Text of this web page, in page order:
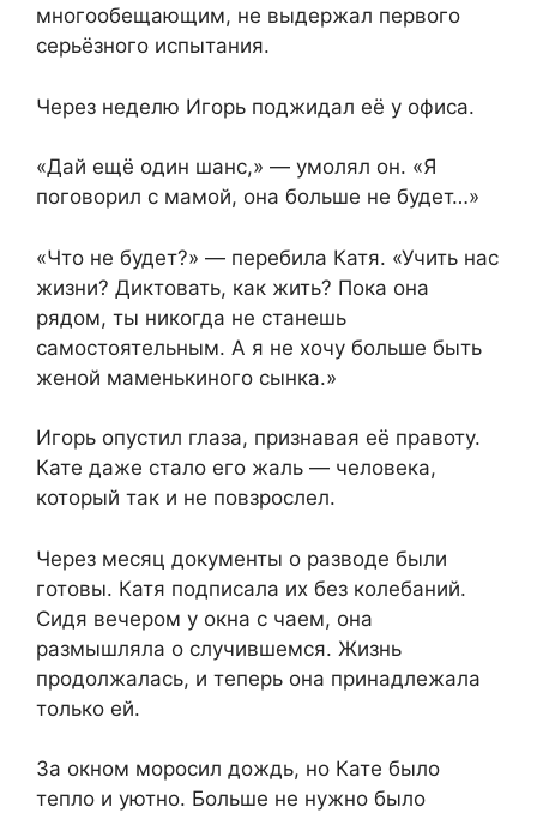
многообещающим, не выдержал первого
серьёзного испытания.
Через неделю Игорь поджидал её у офиса.
«Дай ещё один шанс,» — умолял он. «Я
поговорил с мамой, она больше не будет…»
«Что не будет?» — перебила Катя. «Учить нас
жизни? Диктовать, как жить? Пока она
рядом, ты никогда не станешь
самостоятельным. А я не хочу больше быть
женой маменькиного сынка.»
Игорь опустил глаза, признавая её правоту.
Кате даже стало его жаль — человека,
который так и не повзрослел.
Через месяц документы о разводе были
готовы. Катя подписала их без колебаний.
Сидя вечером у окна с чаем, она
размышляла о случившемся. Жизнь
продолжалась, и теперь она принадлежала
только ей.
За окном моросил дождь, но Кате было
тепло и уютно. Больше не нужно было